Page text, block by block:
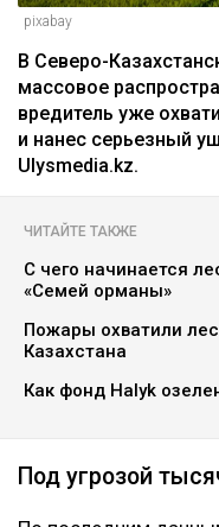
pixabay
В Северо-
массовое
вредитель уже
и нанес серьезный
Ulysmedia.kz.
ЧИТАЙТЕ ТАКЖЕ
С чего начинается
«Семей орманы»
Пожары охватили
Казахстана
Как фонд Halyk
Под угрозой